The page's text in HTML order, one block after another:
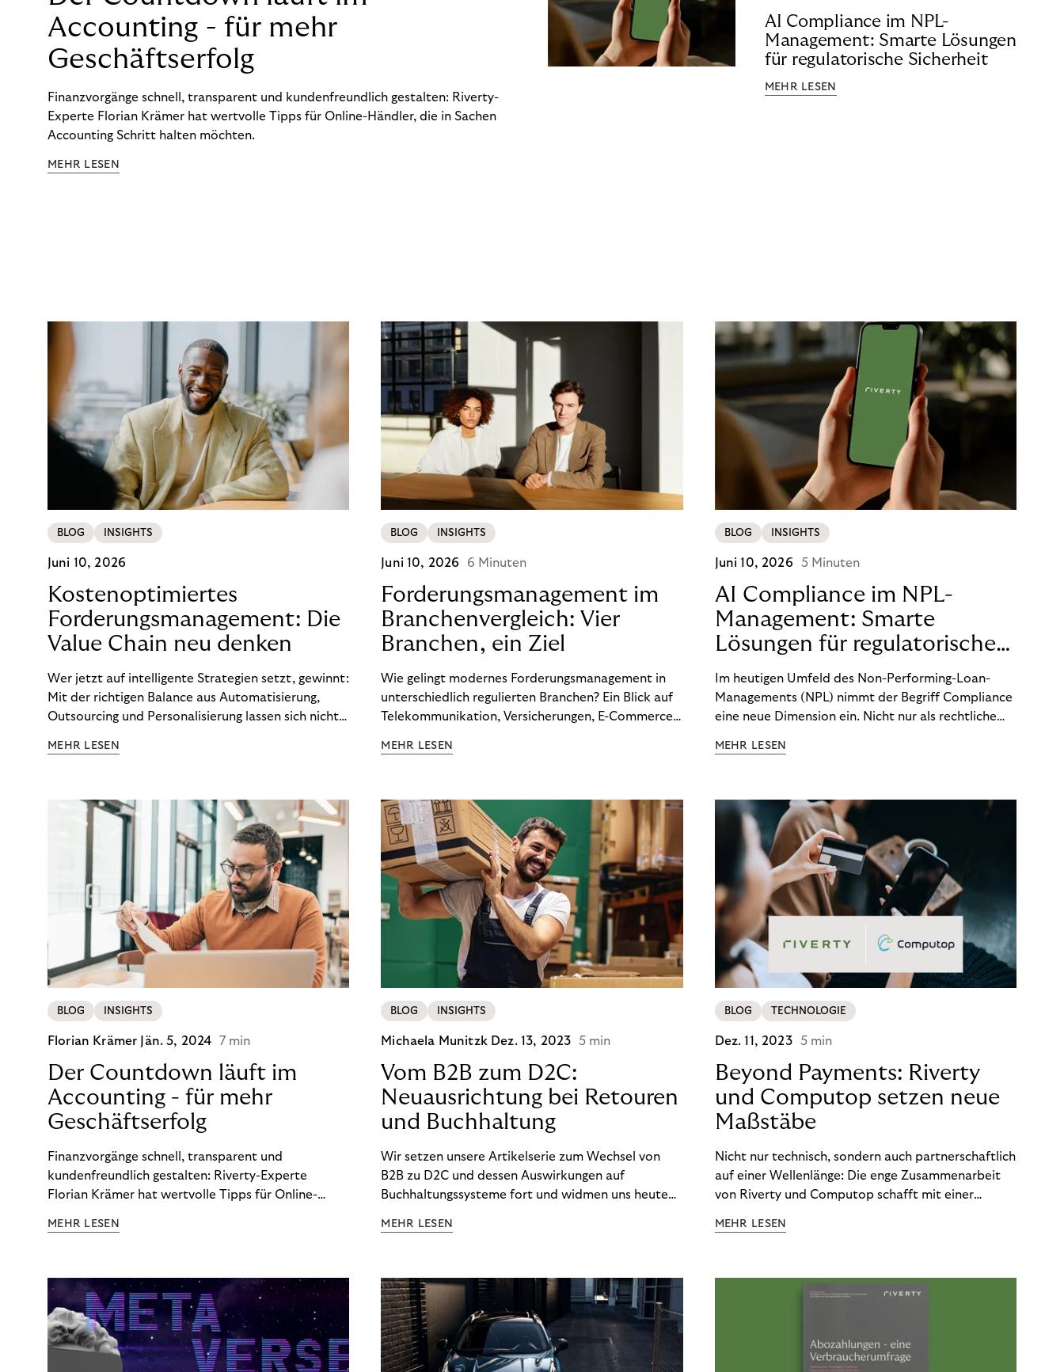
Accounting - für mehr
Geschäftserfolg
Finanzvorgänge schnell, transparent und kundenfreundlich gestalten: Riverty-
Experte Florian Krämer hat wertvolle Tipps für Online-Händler, die in Sachen
Accounting Schritt halten möchten.
MEHR LESEN
AI Compliance im NPL-
Management: Smarte Lösungen
für regulatorische Sicherheit
MEHR LESEN
BLOG INSIGHTS
Juni 10, 2026
Kostenoptimiertes
Forderungsmanagement: Die
Value Chain neu denken
Wer jetzt auf intelligente Strategien setzt, gewinnt:
Mit der richtigen Balance aus Automatisierung,
Outsourcing und Personalisierung lassen sich nicht
Ergebnisse sichern. Riverty zeigt, wie Recovery-
MEHR LESEN
BLOG INSIGHTS
Juni 10, 2026 6 Minuten
Forderungsmanagement im
Branchenvergleich: Vier
Branchen, ein Ziel
Wie gelingt modernes Forderungsmanagement in
unterschiedlich regulierten Branchen? Ein Blick auf
Telekommunikation, Versicherungen, E-Commerce
wirksam reduzieren will, braucht keine
MEHR LESEN
BLOG INSIGHTS
Juni 10, 2026 5 Minuten
AI Compliance im NPL-
Management: Smarte
Lösungen für regulatorische
Sicherheit
Im heutigen Umfeld des Non-Performing-Loan-
Managements (NPL) nimmt der Begriff Compliance
eine neue Dimension ein. Nicht nur als rechtliche
Wettbewerbsvorteil. In einem Umfeld steigender
(DSGVO) – geraten viele Unternehmen an die
Grenzen traditioneller Compliance-Mechanismen.
MEHR LESEN
BLOG INSIGHTS
Florian Krämer Jän. 5, 2024 7 min
Der Countdown läuft im
Accounting - für mehr
Geschäftserfolg
Finanzvorgänge schnell, transparent und
kundenfreundlich gestalten: Riverty-Experte
Florian Krämer hat wertvolle Tipps für Online-
möchten.
MEHR LESEN
BLOG INSIGHTS
Michaela Munitzk Dez. 13, 2023 5 min
Vom B2B zum D2C:
Neuausrichtung bei Retouren
und Buchhaltung
Wir setzen unsere Artikelserie zum Wechsel von
B2B zu D2C und dessen Auswirkungen auf
Buchhaltungssysteme fort und widmen uns heute
im D2C-Bereich.
MEHR LESEN
BLOG TECHNOLOGIE
Dez. 11, 2023 5 min
Beyond Payments: Riverty
und Computop setzen neue
Maßstäbe
Nicht nur technisch, sondern auch partnerschaftlich
auf einer Wellenlänge: Die enge Zusammenarbeit
von Riverty und Computop schafft mit einer
Zahlungsabwicklung echte Mehrwerte für Händler.
MEHR LESEN